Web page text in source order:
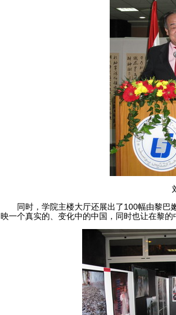
同时，学院主楼大厅还展出了100幅由黎巴
映一个真实的、变化中的中国，同时也让在黎